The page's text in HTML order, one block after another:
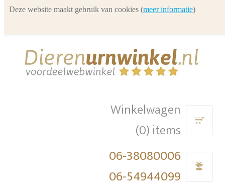
Winkelwagen
(0) items
06-38080006
06-54944099
Deze website maakt gebruik van cookies (meer informatie)